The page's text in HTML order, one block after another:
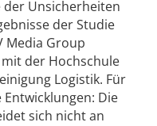
Unsicherheiten
der Studie
Media Group
der Hochschule
Logistik. Für
Die
sich nicht an